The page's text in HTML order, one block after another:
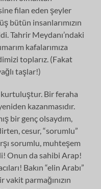
filan eden şeyler
bütün insanlarımızın
Tahrir Meydanı’ndaki
kafalarımıza
toplarız. (Fakat
taşlar!)
Bir feraha
kazanmasıdır.
bir genç olsaydım,
cesur, “sorumlu”
sorumlu, muhteşem
Onun da sahibi Arap!
Bakın “elin Arabı”
vakit parmağınızın